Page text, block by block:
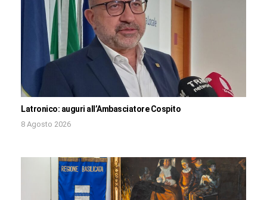
Latronico: auguri all’Ambasciatore Cospito
8 Agosto 2026